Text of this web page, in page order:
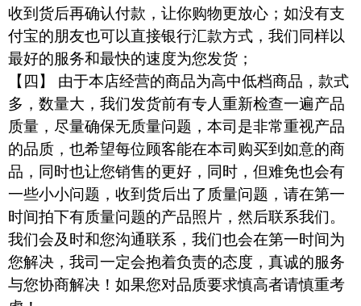
收到货后再确认付款，让你购物更放心；如没有支
付宝的朋友也可以直接银行汇款方式，我们同样以
最好的服务和最快的速度为您发货；
【四】
由于本店经营的商品为高中低档商品，款式
多，数量大， 我们发货前有专人重新检查一遍产品
质量，尽量确保无质量问题， 本司是非常重视产品
的品质，也希望每位顾客能在本司购买到如意的商
品，同时也让您销售的更好，同时，但难免也会有
一些小小问题，收到货后出了质量问题，请在第一
时间拍下有质量问题的产品照片，然后联系我们。
我们会及时和您沟通联系，我们也会在第一时间为
您解决，我司一定会抱着负责的态度，真诚的服务
与您协商解决！ 如果您对品质要求慎高者请慎重考